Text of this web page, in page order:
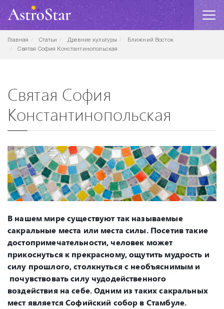
Главная Статьи Древние культуры
Ближний Восток
Святая София Константинопольская
Святая София
Константинопольская
В нашем мире существуют так называемые
сакральные места или места силы. Посетив такие
достопримечательности, человек может
прикоснуться к прекрасному, ощутить мудрость и
силу прошлого, столкнуться с необъяснимым и
почувствовать силу чудодейственного
воздействия на себе. Одним из таких сакральных
мест является Софийский собор в Стамбуле.